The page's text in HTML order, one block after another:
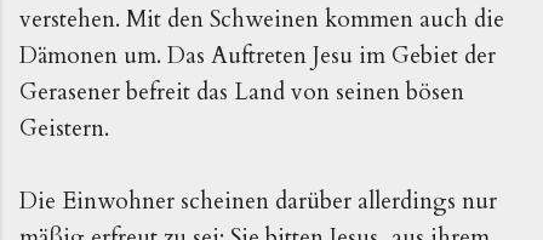
verstehen. Mit den Schweinen kommen auch die
Dämonen um. Das Auftreten Jesu im Gebiet der
Gerasener befreit das Land von seinen bösen
Geistern.
Die Einwohner scheinen darüber allerdings nur